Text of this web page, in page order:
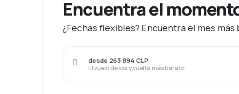
Encuentra el
¿Fechas flexibles? Encuentra el mes más
El vuelo de ida y vuelta más barato
desde 263 894 CLP